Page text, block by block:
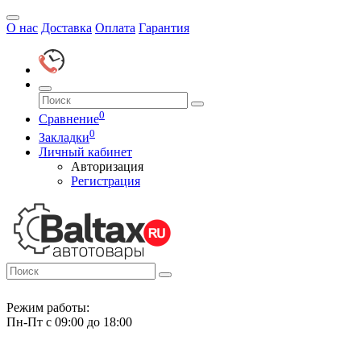
О нас Доставка Оплата Гарантия
Сравнение0
Закладки0
Личный кабинет
Авторизация
Регистрация
Режим работы:
Пн-Пт с 09:00 до 18:00